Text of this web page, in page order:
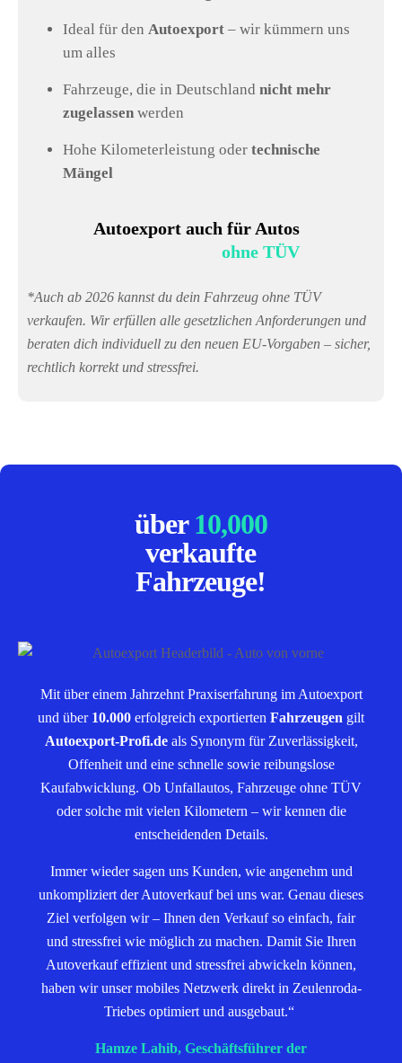
Ideal für den Autoexport – wir kümmern uns
um alles
Fahrzeuge, die in Deutschland nicht mehr
zugelassen werden
Hohe Kilometerleistung oder technische
Mängel
Autoexport auch für Autos
ohne TÜV
*Auch ab 2026 kannst du dein Fahrzeug ohne TÜV
verkaufen. Wir erfüllen alle gesetzlichen Anforderungen und
beraten dich individuell zu den neuen EU-Vorgaben – sicher,
rechtlich korrekt und stressfrei.
über10,000
verkaufte
Fahrzeuge!
Mit über einem Jahrzehnt Praxiserfahrung im Autoexport
und über 10.000 erfolgreich exportierten Fahrzeugen gilt
Autoexport-Profi.deals Synonym für Zuverlässigkeit,
Offenheit und eine schnelle sowie reibungslose
Kaufabwicklung. Ob Unfallautos, Fahrzeuge ohne TÜV
oder solche mit vielen Kilometern – wir kennen die
entscheidenden Details.
Immer wieder sagen uns Kunden, wie angenehm und
unkompliziert der Autoverkauf bei uns war. Genau dieses
Ziel verfolgen wir – Ihnen den Verkauf so einfach, fair
und stressfrei wie möglich zu machen. Damit Sie Ihren
Autoverkauf effizient und stressfrei abwickeln können,
haben wir unser mobiles Netzwerk direkt in Zeulenroda-
Triebes optimiert und ausgebaut.“
Hamze Lahib, Geschäftsführer der